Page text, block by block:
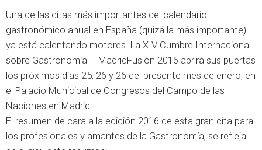
Una de las citas más importantes del calendario
gastronómico anual en España (quizá la más importante)
ya está calentando motores. La XIV Cumbre Internacional
sobre Gastronomía – MadridFusión 2016 abrirá sus puertas
los próximos días 25, 26 y 26 del presente mes de enero, en
el Palacio Municipal de Congresos del Campo de las
Naciones en Madrid.
El resumen de cara a la edición 2016 de esta gran cita para
los profesionales y amantes de la Gastronomía, se refleja